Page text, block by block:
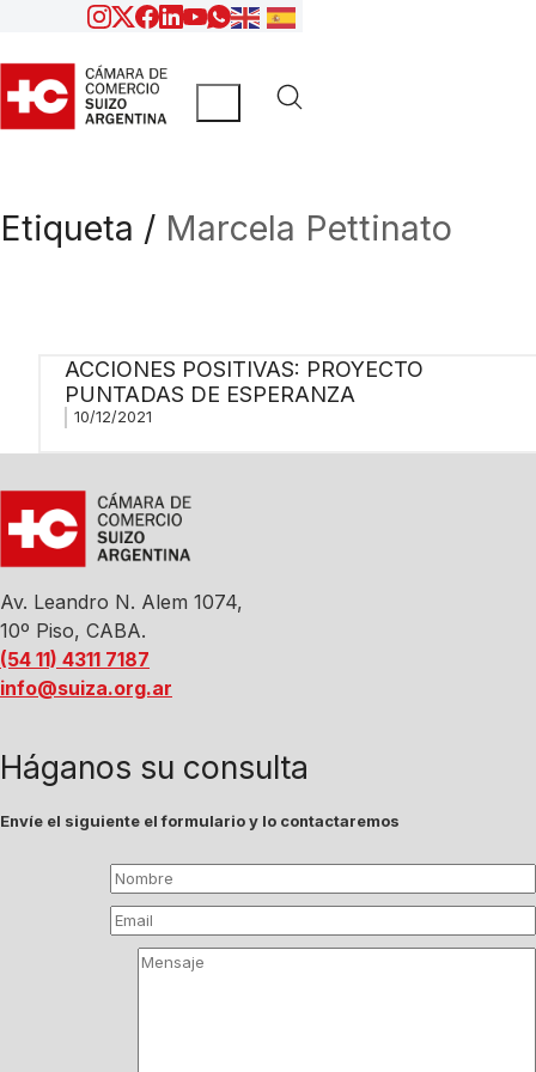
Etiqueta / Marcela Pettinato
ACCIONES POSITIVAS: PROYECTO
PUNTADAS DE ESPERANZA
10/12/2021
Av. Leandro N. Alem 1074,
10º Piso, CABA.
(54 11) 4311 7187
info@suiza.org.ar
Háganos su consulta
Envíe el siguiente el formulario y lo contactaremos